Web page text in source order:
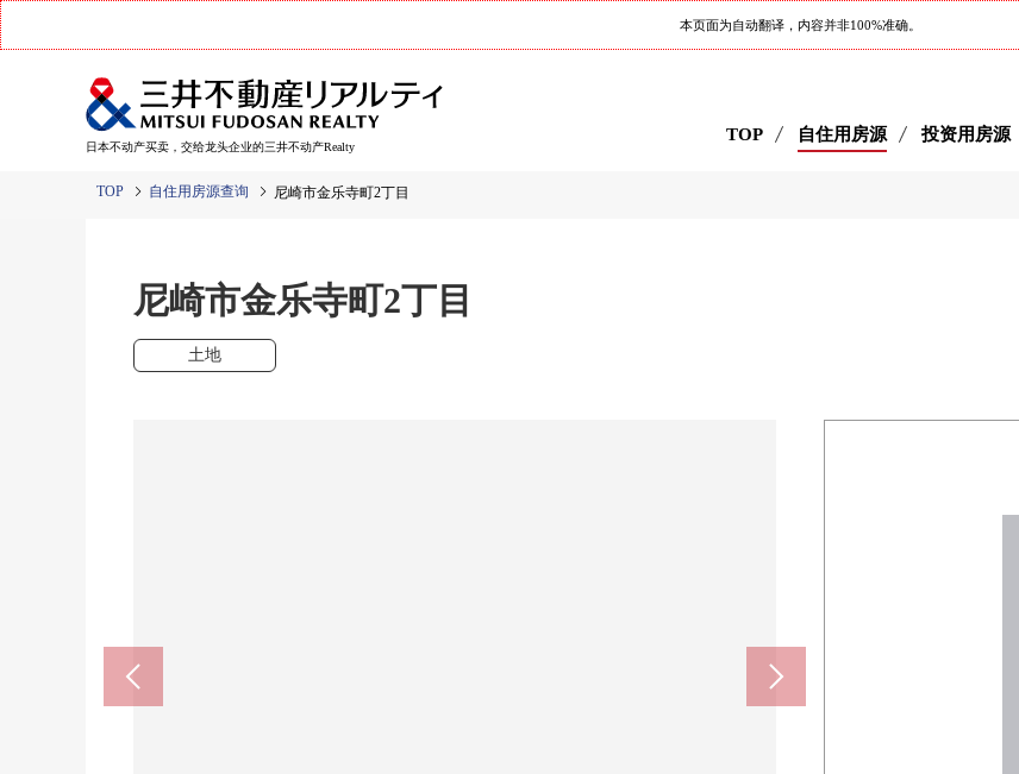
本页面为自动翻译，内容并非100%准确。
日本不动产买卖，交给龙头企业的三井不动产Realty
TOP 自住用房源 投资用房源
TOP 自住用房源查询 尼崎市金乐寺町2丁目
尼崎市金乐寺町2丁目
土地